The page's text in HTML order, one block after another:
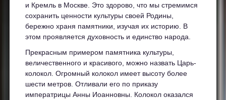
и Кремль в Москве. Это здорово, что мы стремимся
сохранить ценности культуры своей Родины,
бережно храня памятники, изучая их историю. В
этом проявляется духовность и единство народа.
Прекрасным примером памятника культуры,
величественного и красивого, можно назвать Царь-
колокол. Огромный колокол имеет высоту более
шести метров. Отливали его по приказу
императрицы Анны Иоанновны. Колокол оказался